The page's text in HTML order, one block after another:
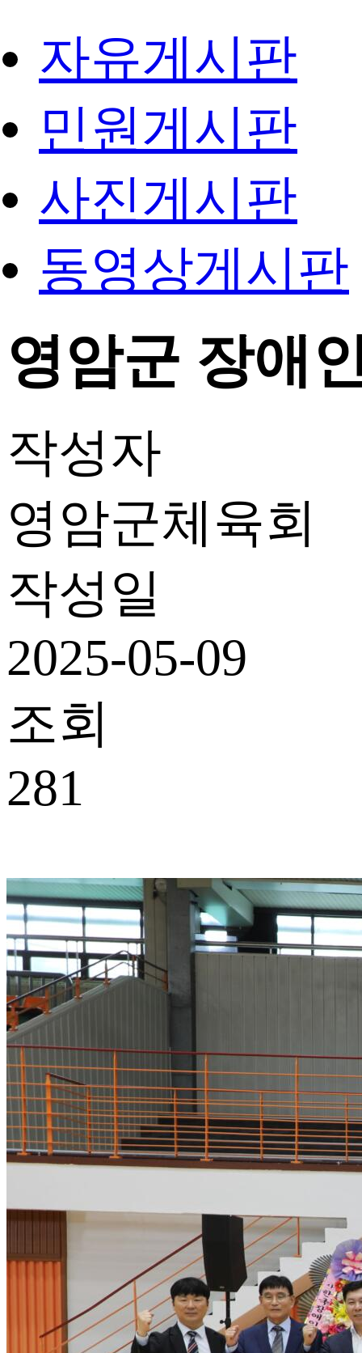
자유게시판
민원게시판
사진게시판
동영상게시판
영암군 장애
작성자
영암군체육회
작성일
2025-05-09
조회
281